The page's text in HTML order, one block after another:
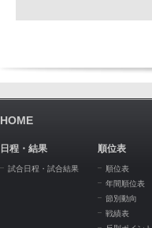
HOME
日程・結果
試合日程・試合結果
順位表
順位表
年間順位表
節別動向
戦績表